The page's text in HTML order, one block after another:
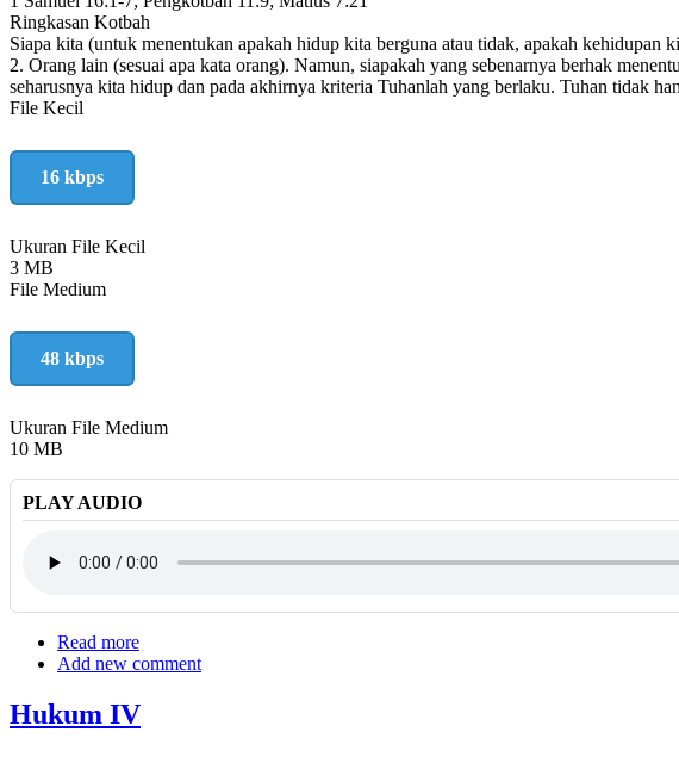
Ringkasan Kotbah
Siapa kita (untuk menentukan apakah hidup kita berguna atau tidak, apakah
2. Orang lain (sesuai apa kata orang). Namun, siapakah yang sebenarnya berhak
seharusnya kita hidup dan pada akhirnya kriteria Tuhanlah yang berlaku. Tuhan tidak
File Kecil
16 kbps
Ukuran File Kecil
3 MB
File Medium
48 kbps
Ukuran File Medium
10 MB
PLAY AUDIO
Read more
Pendahuluan
Aku
dan
Add new comment
Hukum IV